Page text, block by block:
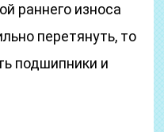
раннего износа
перетянуть, то
подшипники и